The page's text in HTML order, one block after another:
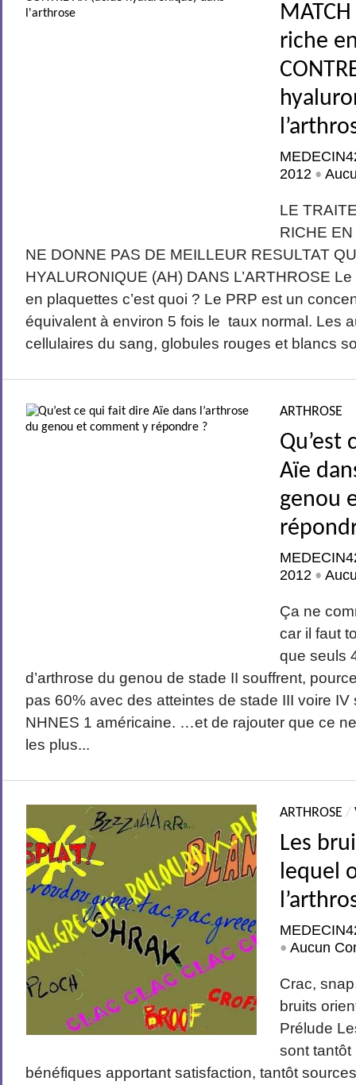
riche
2012 •
LE
RICHE
NE DONNE PAS DE MEILLEUR RESULTAT
HYALURONIQUE (AH) DANS L’ARTHROSE
en plaquettes c’est quoi ? Le PRP est un
équivalent à environ 5 fois le taux normal. Les
cellulaires du sang, globules rouges et blancs
ARTHROSE
Qu’est
Aïe
genou
2012 •
Ça ne
car il faut
que seuls
d’arthrose du genou de stade II souffrent,
pas 60% avec des atteintes de stade III voire IV
NHNES 1 américaine. …et de rajouter que ce
les plus...
ARTHROSE /
Les
lequel
•Aucun
Crac,
bruits
Prélude
sont
bénéfiques apportant satisfaction, tantôt